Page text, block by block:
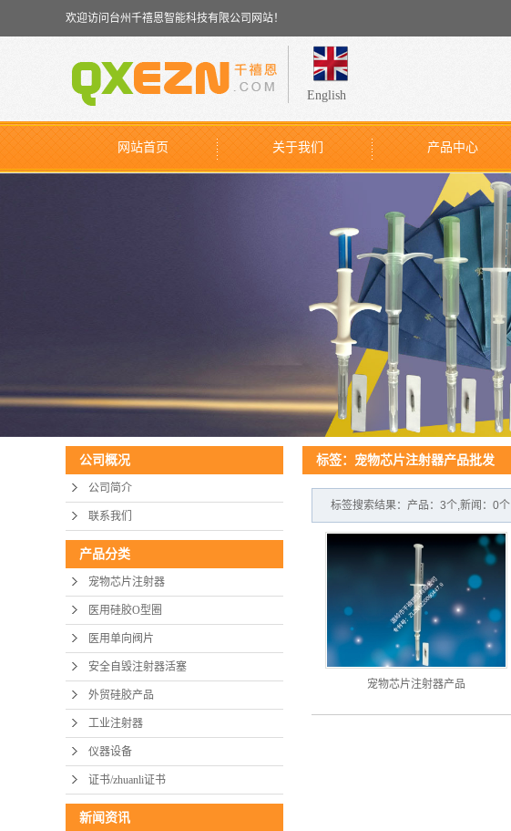
欢迎访问台州千禧恩智能科技有限公司网站！
English
网站首页 关于我们 产品中心
宠物芯片注射器
医用硅胶O型圈
医用单向阀片
安全自毁注射器活塞
外贸硅胶产品
工业注射器
仪器设备
证书/zhuanli证书
公司概况
公司简介
联系我们
产品分类
宠物芯片注射器
医用硅胶O型圈
医用单向阀片
安全自毁注射器活塞
外贸硅胶产品
工业注射器
仪器设备
证书/zhuanli证书
新闻资讯
标签：宠物芯片注射器产品批发
标签搜索结果：产品：3个,新闻：0个
宠物芯片注射器产品